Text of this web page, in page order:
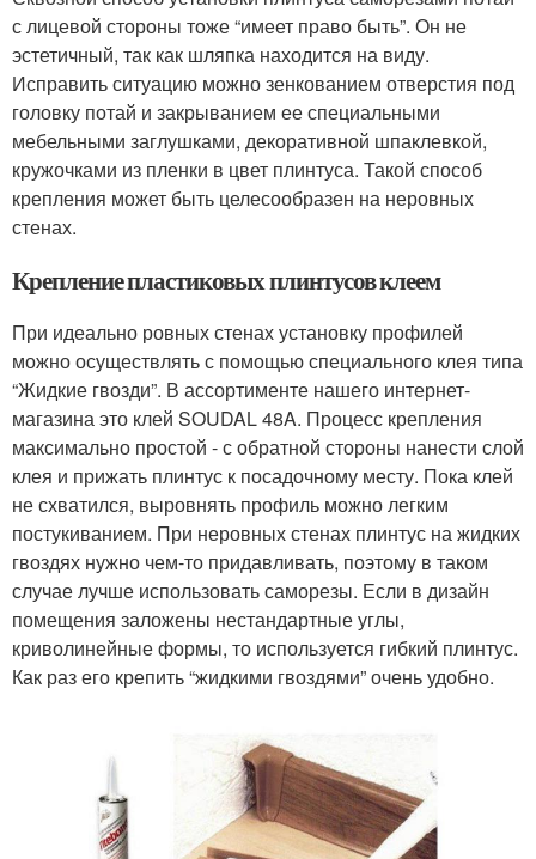
с лицевой стороны тоже “имеет право быть”. Он не
эстетичный, так как шляпка находится на виду.
Исправить ситуацию можно зенкованием отверстия под
головку потай и закрыванием ее специальными
мебельными заглушками, декоративной шпаклевкой,
кружочками из пленки в цвет плинтуса. Такой способ
крепления может быть целесообразен на неровных
стенах.
Крепление пластиковых плинтусов клеем
При идеально ровных стенах установку профилей
можно осуществлять с помощью специального клея типа
“Жидкие гвозди”. В ассортименте нашего интернет-
магазина это клей SOUDAL 48A. Процесс крепления
максимально простой - с обратной стороны нанести слой
клея и прижать плинтус к посадочному месту. Пока клей
не схватился, выровнять профиль можно легким
постукиванием. При неровных стенах плинтус на жидких
гвоздях нужно чем-то придавливать, поэтому в таком
случае лучше использовать саморезы. Если в дизайн
помещения заложены нестандартные углы,
криволинейные формы, то используется гибкий плинтус.
Как раз его крепить “жидкими гвоздями” очень удобно.